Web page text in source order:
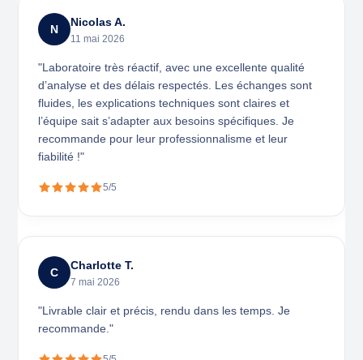
N
Nicolas A.
11 mai 2026
"Laboratoire très réactif, avec une excellente qualité
d’analyse et des délais respectés. Les échanges sont
fluides, les explications techniques sont claires et
l’équipe sait s’adapter aux besoins spécifiques. Je
recommande pour leur professionnalisme et leur
fiabilité !"
5/5
C
Charlotte T.
7 mai 2026
"Livrable clair et précis, rendu dans les temps. Je
recommande."